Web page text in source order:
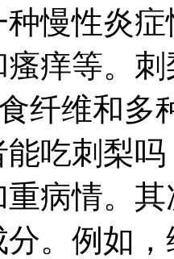
慢性炎
痒等。
纤维和多
吃刺梨
重病情。
分。例如